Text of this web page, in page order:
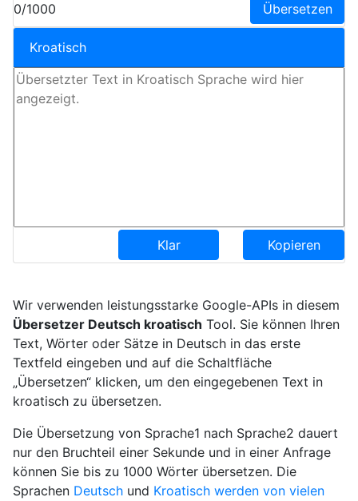
0/1000 Übersetzen
Kroatisch
Klar Kopieren
Wir verwenden leistungsstarke Google-APIs in diesem
Übersetzer Deutsch kroatisch Tool. Sie können Ihren
Text, Wörter oder Sätze in Deutsch in das erste
Textfeld eingeben und auf die Schaltfläche
„Übersetzen“ klicken, um den eingegebenen Text in
kroatisch zu übersetzen.
Die Übersetzung von Sprache1 nach Sprache2 dauert
nur den Bruchteil einer Sekunde und in einer Anfrage
können Sie bis zu 1000 Wörter übersetzen. Die
Sprachen Deutschund Kroatisch werden von vielen